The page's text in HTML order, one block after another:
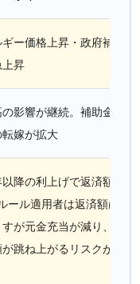
ギー価格上昇・政府補助終
上昇
の影響が継続。補助金縮小
嫁が拡大
以降の利上げで返済額が増
ルール適用者は返済額は据
が元金充当が減り、5年
跳ね上がるリスクがあり